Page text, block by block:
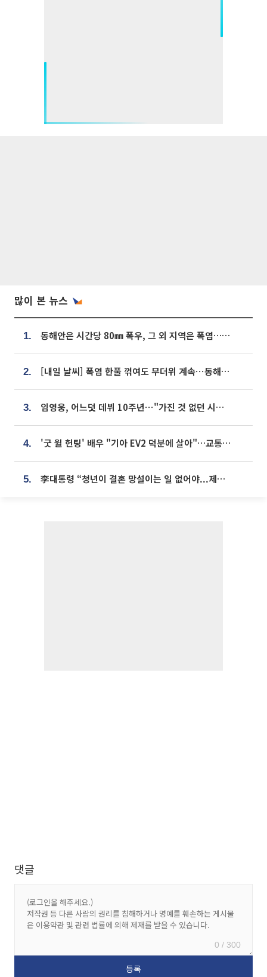
많이 본 뉴스
1. 동해안은 시간당 80㎜ 폭우, 그 외 지역은 폭염…‘극과 극 날씨’
2. [내일 날씨] 폭염 한풀 꺾여도 무더위 계속⋯동해안 이틀 연속 비
3. 임영웅, 어느덧 데뷔 10주년⋯"가진 것 없던 시절, 내 앞엔 20명의 팬뿐"
4. '굿 윌 헌팅' 배우 "기아 EV2 덕분에 살아"…교통사고 후 안전성 극찬
5. 李대통령 “청년이 결혼 망설이는 일 없어야...제도상 불이익 조사”
댓글
0 / 300